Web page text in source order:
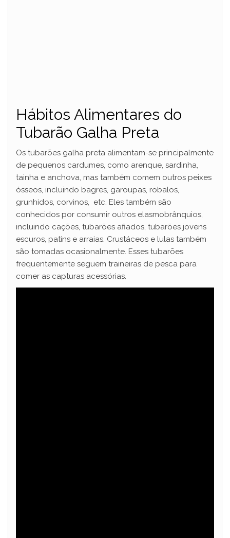
Hábitos Alimentares do
Tubarão Galha Preta
Os tubarões galha preta alimentam-se principalmente
de pequenos cardumes, como arenque, sardinha,
tainha e anchova, mas também comem outros peixes
ósseos, incluindo bagres, garoupas, robalos,
grunhidos, corvinos, etc. Eles também são
conhecidos por consumir outros elasmobrânquios,
incluindo cações, tubarões afiados, tubarões jovens
escuros, patins e arraias. Crustáceos e lulas também
são tomadas ocasionalmente. Esses tubarões
frequentemente seguem traineiras de pesca para
comer as capturas acessórias.